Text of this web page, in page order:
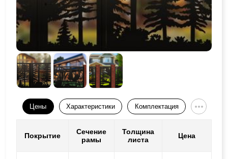
Цены Характеристики Комплектация
Покрытие
Сечение
рамы
Толщина
листа
Цена